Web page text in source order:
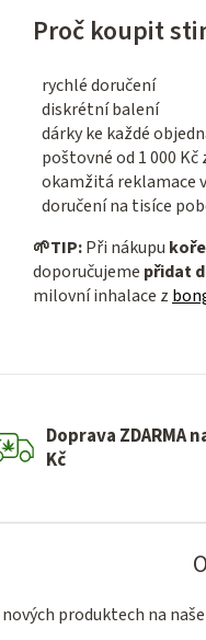
Proč koupit
rychlé doručení
diskrétní balení
dárky ke každé
poštovné od 1 000 Kč
okamžitá reklamace
doručení na tisíce
🌱TIP:Při nákupu
doporučujeme přidat
milovní inhalace z
Doprava ZDARMA
Kč
produktech na